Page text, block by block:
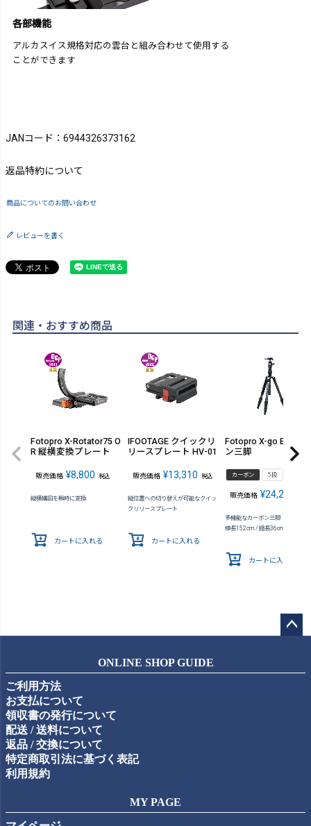
各部機能
アルカスイス規格対応の雲台と組み合わせて使用する
ことができます
JANコード：6944326373162
返品特約について
商品についてのお問い合わせ
レビューを書く
関連・おすすめ商品
Fotopro X-Rotator75 O
R 縦横変換プレート
販売価格 ¥8,800 税込
縦横構図を瞬時に変換
カートに入れる
IFOOTAGE クイックリ
リースプレート HV-01
販売価格 ¥13,310 税込
縦位置への切り替えが可能なクイッ
クリリースプレート
カートに入れる
Fotopro X-go E カー
ン三脚
カーボン 5段
販売価格 ¥24,200
多機能なカーボン三脚
伸長152cm / 縮長36cm / 質量
カートに入れる
ップ
ONLINE SHOP GUIDE
ご利用方法
お支払について
領収書の発行について
配送 / 送料について
返品 / 交換について
特定商取引法に基づく表記
利用規約
MY PAGE